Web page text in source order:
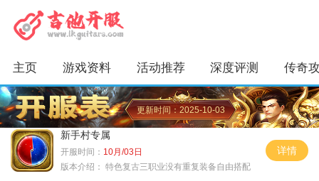
主页 游戏资料 活动推荐 深度评测 传奇
更新时间：2025-10-03
新手村专属
开服时间： 10月/03日
版本介绍： 特色复古三职业没有重复装备自由搭配
详情